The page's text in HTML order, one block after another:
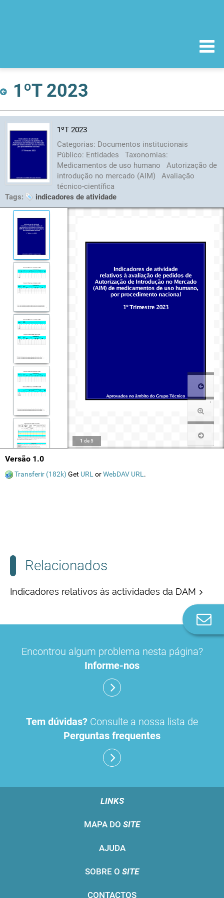
1ºT 2023
1ºT 2023
Categorias: Documentos institucionais
Público: Entidades
Taxonomias:
Medicamentos de uso humano
Autorização de
introdução no mercado (AIM)
Avaliação
técnico-científica
Tags:
indicadores de atividade
1 de 5
Versão 1.0
Transferir (182k) Get URL orWebDAV URL .
Relacionados
Indicadores relativos às actividades da DAM
Encontrou algum problema nesta página?
Informe-nos
Tem dúvidas? Consulte a nossa lista de
Perguntas frequentes
LINKS
MAPA DO SITE
AJUDA
SOBRE O SITE
CONTACTOS